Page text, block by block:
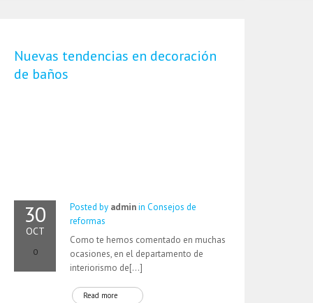
Nuevas tendencias en decoración
de baños
30
OCT
0
Posted by adminin Consejos de
reformas
Como te hemos comentado en muchas
ocasiones, en el departamento de
interiorismo de[…]
Read more